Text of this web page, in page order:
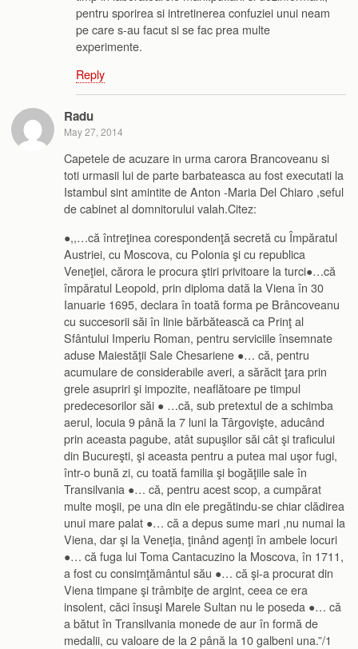
pentru sporirea si intretinerea confuziei unui neam
pe care s-au facut si se fac prea multe
experimente.
Reply
Radu
May 27, 2014
Capetele de acuzare in urma carora Brancoveanu si
toti urmasii lui de parte barbateasca au fost executati la
Istambul sint amintite de Anton -Maria Del Chiaro ,seful
de cabinet al domnitorului valah.Citez:
●,,…că întreţinea corespondenţă secretă cu Împăratul
Austriei, cu Moscova, cu Polonia şi cu republica
Veneţiei, cărora le procura ştiri privitoare la turci●…că
împăratul Leopold, prin diploma dată la Viena în 30
Ianuarie 1695, declara în toată forma pe Brâncoveanu
cu succesorii săi în linie bărbătească ca Prinţ al
Sfântului Imperiu Roman, pentru serviciile însemnate
aduse Maiestăţii Sale Chesariene ●… că, pentru
acumulare de considerabile averi, a sărăcit ţara prin
grele asupriri şi impozite, neaflătoare pe timpul
predecesorilor săi ● …că, sub pretextul de a schimba
aerul, locuia 9 până la 7 luni la Târgovişte, aducând
prin aceasta pagube, atât supuşilor săi cât şi traficului
din Bucureşti, şi aceasta pentru a putea mai uşor fugi,
într-o bună zi, cu toată familia şi bogăţiile sale în
Transilvania ●… că, pentru acest scop, a cumpărat
multe moşii, pe una din ele pregătindu-se chiar clădirea
unui mare palat ●… că a depus sume mari ,nu numai la
Viena, dar şi la Veneţia, ţinând agenţi în ambele locuri
●… că fuga lui Toma Cantacuzino la Moscova, în 1711,
a fost cu consimţământul său ●… că şi-a procurat din
Viena timpane şi trâmbiţe de argint, ceea ce era
insolent, căci însuşi Marele Sultan nu le poseda ●… că
a bătut în Transilvania monede de aur în formă de
medalii, cu valoare de la 2 până la 10 galbeni una.”/1